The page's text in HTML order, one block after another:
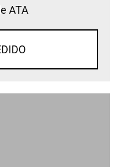
ATA